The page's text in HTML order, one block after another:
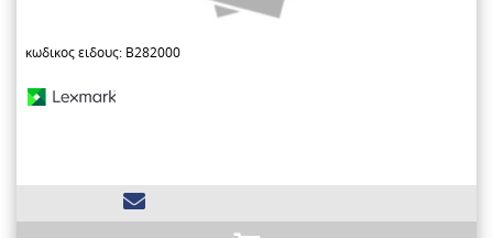
κωδικος ειδους: B282000